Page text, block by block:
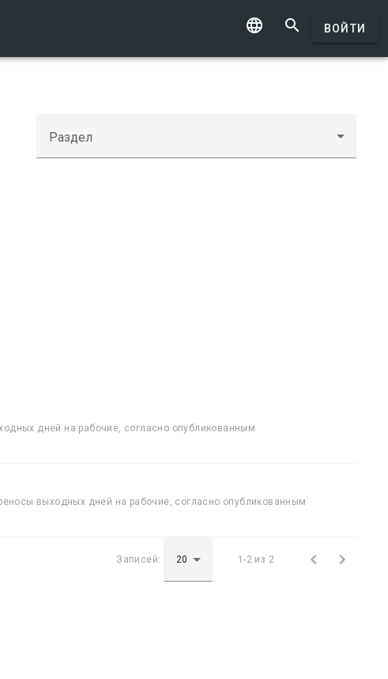
  ВОЙТИ
Раздел
дней на рабочие, согласно опубликованным
выходных дней на рабочие, согласно опубликованным
Записей: 1-2 из 2  